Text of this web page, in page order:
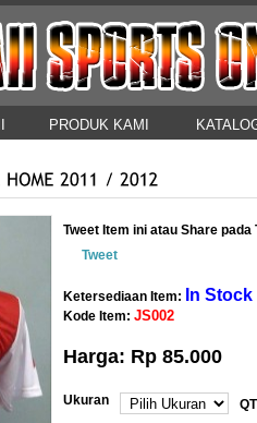
PRODUK KAMI
Tweet Item ini atau Share pada
Tweet
Ketersediaan Item: In Stock
Kode Item: JS002
Harga: Rp 85.000
Ukuran